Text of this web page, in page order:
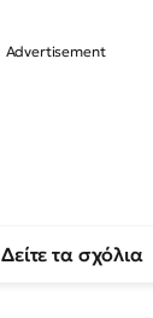
Δείτε τα σχόλια